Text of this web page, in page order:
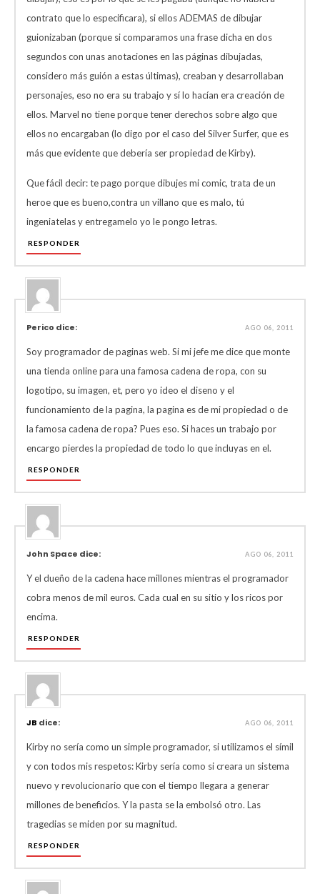
contrato que lo especificara), si ellos ADEMAS de dibujar
guionizaban (porque si comparamos una frase dicha en dos
segundos con unas anotaciones en las páginas dibujadas,
considero más guión a estas últimas), creaban y desarrollaban
personajes, eso no era su trabajo y sí lo hacían era creación de
ellos. Marvel no tiene porque tener derechos sobre algo que
ellos no encargaban (lo digo por el caso del Silver Surfer, que es
más que evidente que debería ser propiedad de Kirby).
Que fácil decir: te pago porque dibujes mi comic, trata de un
heroe que es bueno,contra un villano que es malo, tú
ingeniatelas y entregamelo yo le pongo letras.
RESPONDER
Perico dice: AGO 06, 2011
Soy programador de paginas web. Si mi jefe me dice que monte
una tienda online para una famosa cadena de ropa, con su
logotipo, su imagen, et, pero yo ideo el diseno y el
funcionamiento de la pagina, la pagina es de mi propiedad o de
la famosa cadena de ropa? Pues eso. Si haces un trabajo por
encargo pierdes la propiedad de todo lo que incluyas en el.
RESPONDER
John Space dice: AGO 06, 2011
Y el dueño de la cadena hace millones mientras el programador
cobra menos de mil euros. Cada cual en su sitio y los ricos por
encima.
RESPONDER
JB dice: AGO 06, 2011
Kirby no sería como un simple programador, si utilizamos el símil
y con todos mis respetos: Kirby sería como si creara un sistema
nuevo y revolucionario que con el tiempo llegara a generar
millones de beneficios. Y la pasta se la embolsó otro. Las
tragedias se miden por su magnitud.
RESPONDER